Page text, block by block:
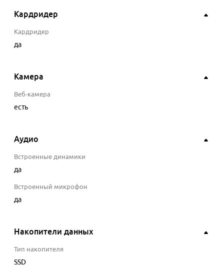
Кардридер
Кардридер
да
Камера
Веб-камера
есть
Аудио
Встроенные динамики
да
Встроенный микрофон
да
Накопители данных
Тип накопителя
SSD